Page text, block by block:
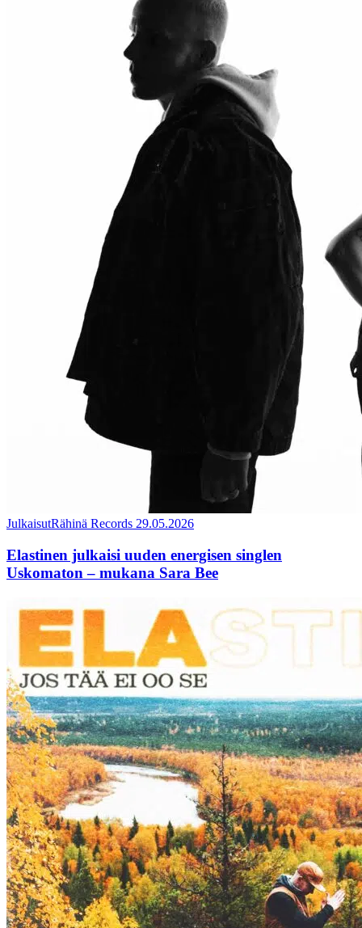
JulkaisutRähinä Records 29.05.2026
Elastinen julkaisi uuden energisen singlen
Uskomaton – mukana Sara Bee